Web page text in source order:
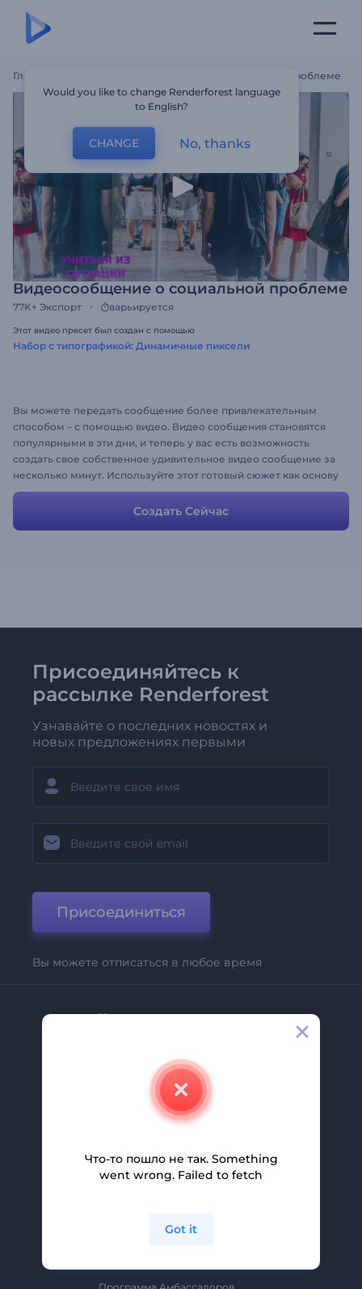
Главная Видеосообщение О Социальной Проблеме
Видеосообщение о социальной проблеме
77K+ Экспорт варьируется
Этот видео пресет был создан с помощью
Набор с типографикой: Динамичные пиксели
Вы можете передать сообщение более привлекательным
способом – с помощью видео. Видео сообщения становятся
популярными в эти дни, и теперь у вас есть возможность
создать свое собственное удивительное видео сообщение за
несколько минут. Используйте этот готовый сюжет как основу
для собственных проектов. Загрузите медиа-файлы, измените
тексты и нажмите "предварительный просмотр"! :)
Создать Сейчас
Присоединяйтесь к
рассылке Renderforest
Узнавайте о последних новостях и
новых предложениях первыми
Присоединиться
Вы можете отписаться в любое время
Компания
Свяжитесь С Нами
Помощь И Поддержка
Партнерская Программа
Политика Конфиденциальности
Would you like to change Renderforest language
to English?
CHANGE No, thanks
Что-то пошло не так. Something
went wrong. Failed to fetch
Got it